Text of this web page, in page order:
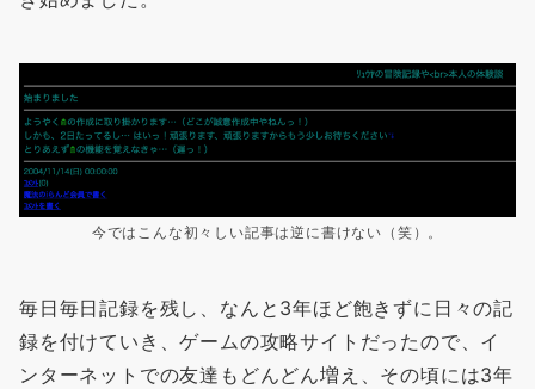
今ではこんな初々しい記事は逆に書けない（笑）。
毎日毎日記録を残し、なんと3年ほど飽きずに日々の記
録を付けていき、ゲームの攻略サイトだったので、イ
ンターネットでの友達もどんどん増え、その頃には3年